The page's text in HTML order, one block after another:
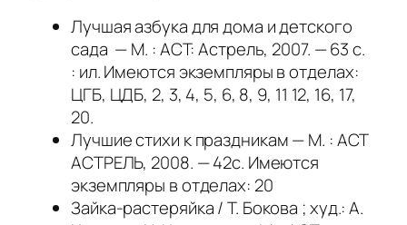
Лучшая азбука для дома и детского
сада — М. : АСТ: Астрель, 2007. — 63 с.
: ил. Имеются экземпляры в отделах:
ЦГБ, ЦДБ, 2, 3, 4, 5, 6, 8, 9, 11 12, 16, 17,
20.
Лучшие стихи к праздникам — М. : АСТ
АСТРЕЛЬ, 2008. — 42с. Имеются
экземпляры в отделах: 20
Зайка-растеряйка / Т. Бокова ; худ.: А.